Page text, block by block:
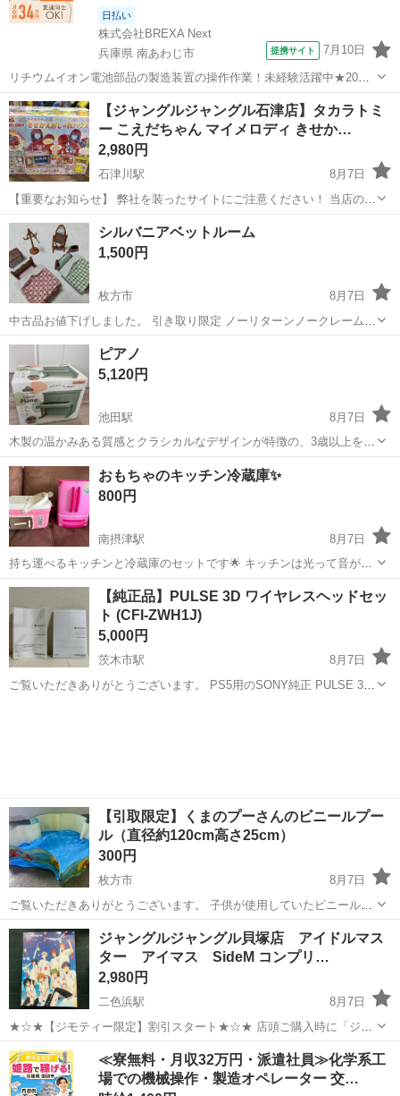
日払い
株式会社BREXA Next
兵庫県 南あわじ市
提携サイト 7月10日
リチウムイオン電池部品の製造装置の操作作業！未経験活躍中★20～
50代の男性活躍中！嬉しい時給1,490円！生活支援物資事前対応可◎ワ
ンルーム寮完備！赴任旅費会社負担！正社員登用制度あり◎《兵庫県
南あわじ市》 人気の工場の...
兵庫 南あわじ市 その他
【ジャングルジャングル石津店】タカラトミ
ー こえだちゃん マイメロディ きせか…
2,980円
石津川駅
8月7日
【重要なお知らせ】 弊社を装ったサイトにご注意ください！ 当店のジ
モティー出品情報・画像が、複数のサイトに転載されていることが確
認されています。 これらのサイトは、当店とは一切関係がございませ
ん。 偽サイトでの注文や...
大阪 堺市 その他
シルバニアベットルーム
1,500円
枚方市
8月7日
中古品お値下げしました。 引き取り限定 ノーリターンノークレームで
お願いします。
大阪 枚方市
ピアノ
5,120円
池田駅
8月7日
木製の温かみある質感とクラシカルなデザインが特徴の、3歳以上を対
象とした卓上ピアノです。 - ブランド: WOODY WORLD - 商品名: エ
レガントピアノ - 対象年齢: 3歳以上 - 素材: 木製 - カラー: グ...
大阪 池田市 池田駅 その他
おもちゃのキッチン冷蔵庫✨
800円
南摂津駅
8月7日
持ち運べるキッチンと冷蔵庫のセットです🌟 キッチンは光って音が鳴
りお水を入れられます。 冷蔵庫に関してはあまり使っていないのでと
大阪 摂津市 南摂津駅 その他
【純正品】PULSE 3D ワイヤレスヘッドセッ
ト (CFI-ZWH1J)
5,000円
茨木市駅
8月7日
ご覧いただきありがとうございます。 PS5用のSONY純正 PULSE 3D
【引取限定】くまのプーさんのビニールプー
ル（直径約120cm高さ25cm）
300円
枚方市
8月7日
ご覧いただきありがとうございます。 子供が使用していたビニールプ
ールをお譲りします。 ●サイズ：直径約120cm、高さ25cm ●状態： 数
年使用しました。古いものです。 ・内側に1箇所、裏側（地面側）に
多数の赤茶色の汚れが...
大阪 枚方市 その他
ジャングルジャングル貝塚店 アイドルマス
ター アイマス SideM コンプリ…
2,980円
二色浜駅
8月7日
★☆★【ジモティー限定】割引スタート★☆★ 店頭ご購入時に「ジモ
ティーを見た」とお伝え頂くと 【店頭価格より 3%OFF！】にてご購
入出来ます！ 家具ならご自身でお持ち帰りの場合には なんとなんと！
【店頭価格より12%OFF...
大阪 貝塚市 二色浜駅 その他 ジャングル
≪寮無料・月収32万円・派遣社員≫化学系工
場での機械操作・製造オペレーター 交…